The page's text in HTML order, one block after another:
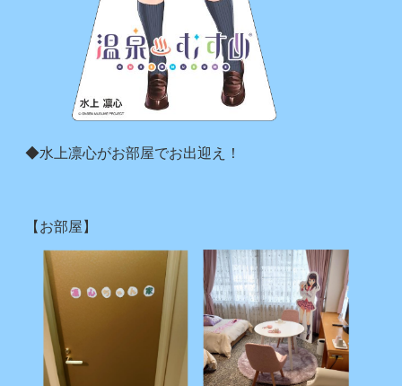
◆水上凛心がお部屋でお出迎え！
【お部屋】